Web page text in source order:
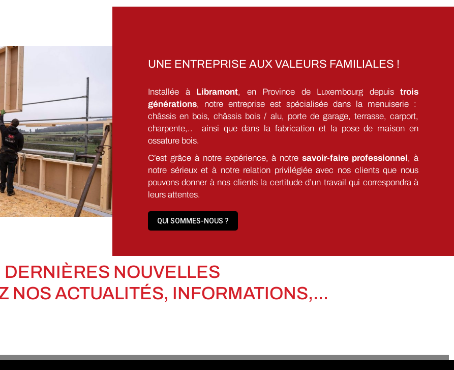
UNE ENTREPRISE AUX VALEURS FAMILIALES !
Installée à Libramont, en Province de Luxembourg depuis trois
générations, notre entreprise est spécialisée dans la menuiserie :
châssis en bois, châssis bois / alu, porte de garage, terrasse, carport,
charpente,.. ainsi que dans la fabrication et la pose de maison en
ossature bois.
C’est grâce à notre expérience, à notresavoir-faire professionnel, à
notre sérieux et à notre relation privilégiée avec nos clients que nous
pouvons donner à nos clients la certitude d’un travail qui correspondra à
leurs attentes.
QUI SOMMES-NOUS ?
DERNIÈRES NOUVELLES
NOS ACTUALITÉS, INFORMATIONS,...